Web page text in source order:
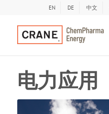
EN DE 中文
电力应用